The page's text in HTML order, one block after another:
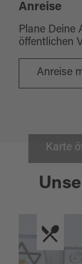
Karte
Anreise
Plane Deine
öffentlichen
Anreise